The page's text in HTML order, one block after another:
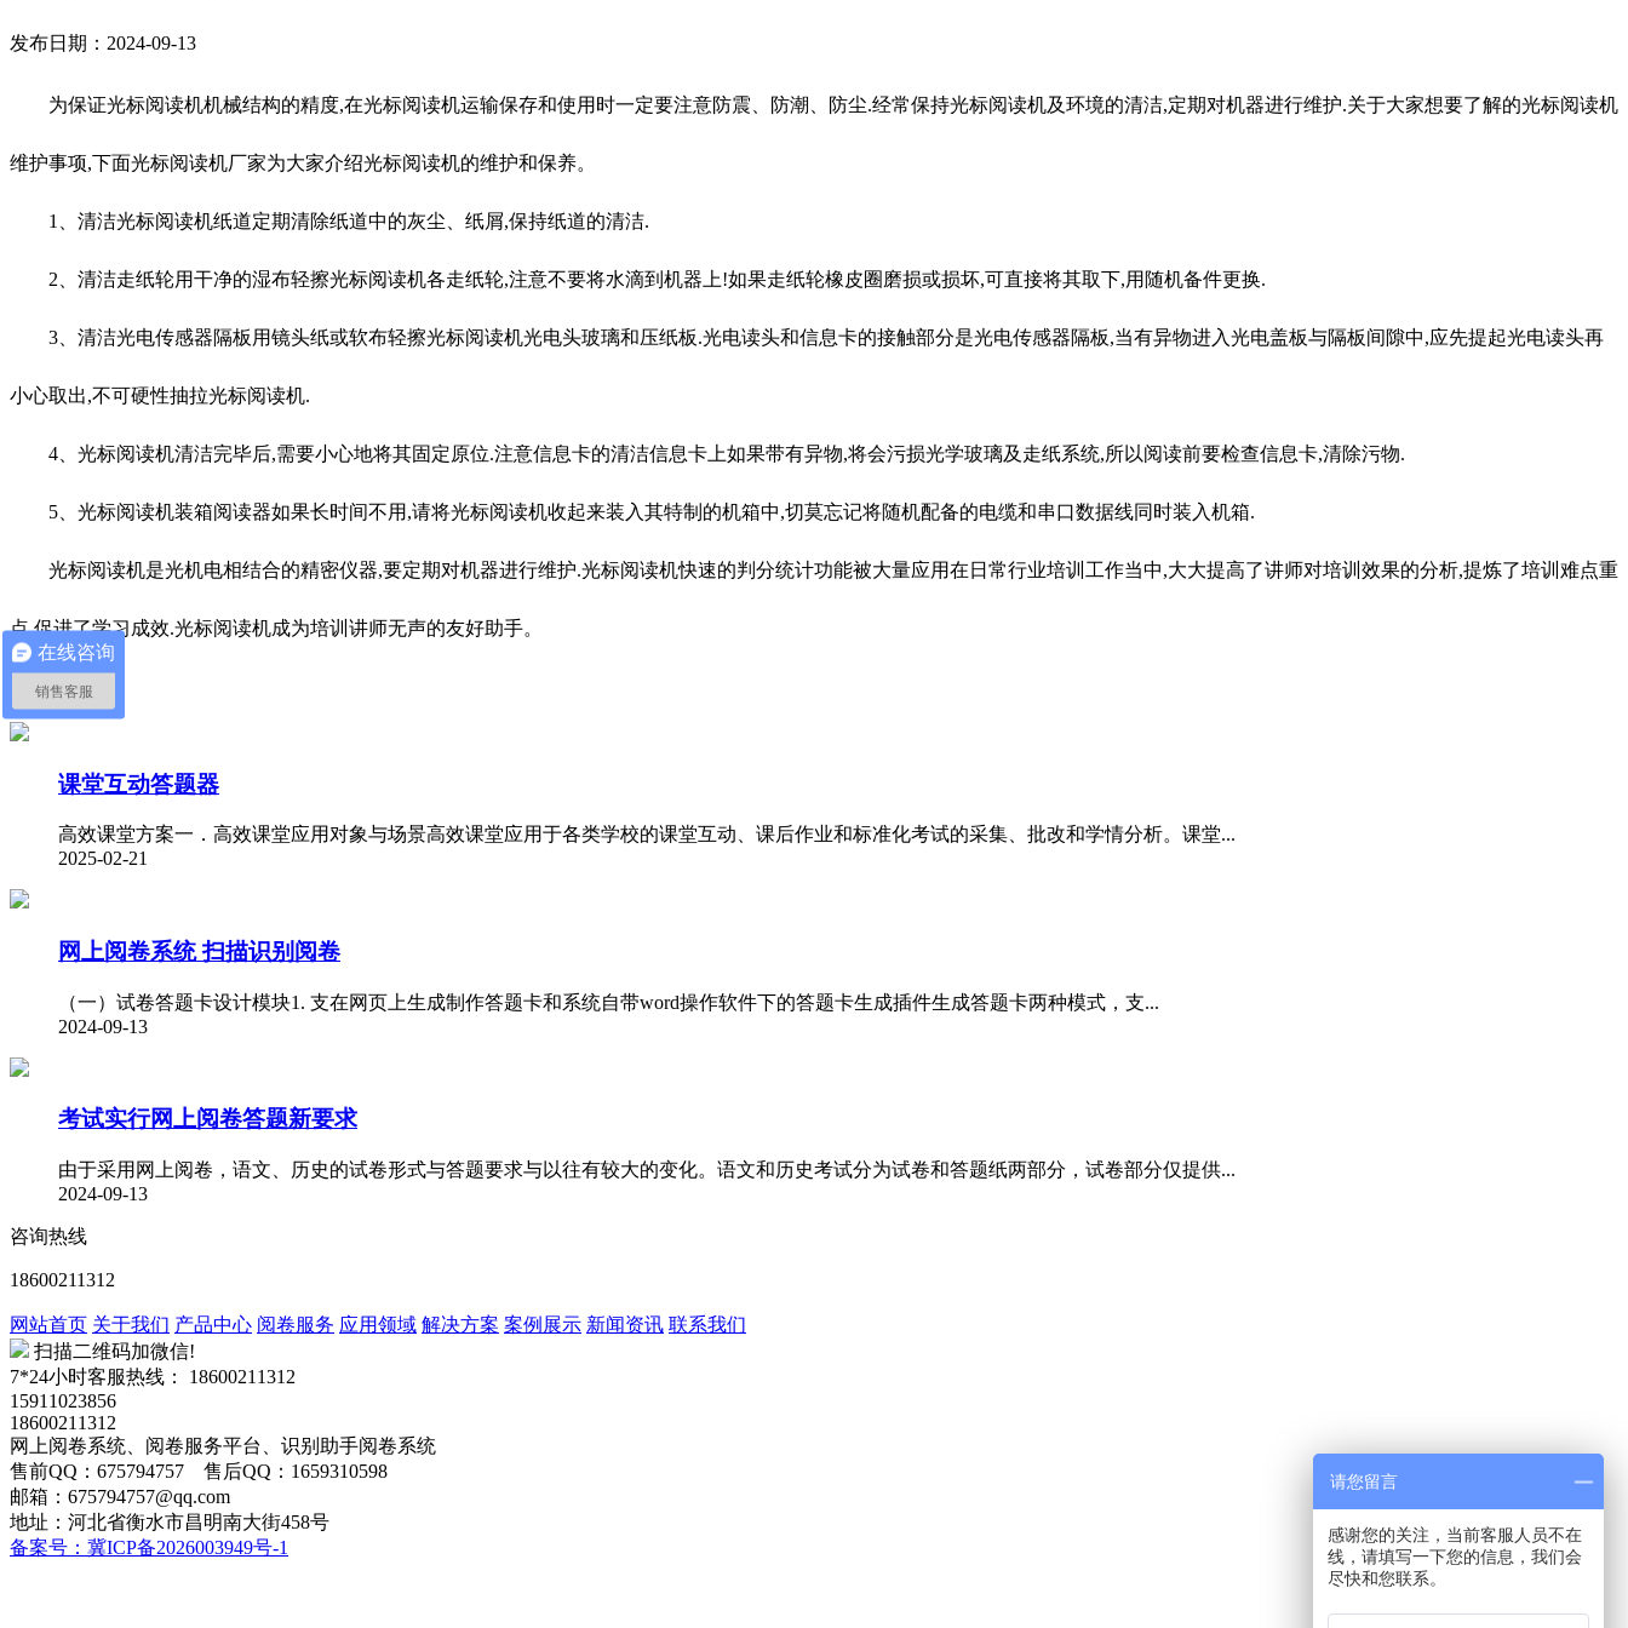
发布日期：2024-09-13
为保证光标阅读机机械结构的精度,在光标阅读机运输保存和使用时一定要注意防震、防潮、防尘.经常保持光标阅读机及环境的清洁,定期对机器进行维护.关于大家想要了解的光标阅读机
维护事项,下面光标阅读机厂家为大家介绍光标阅读机的维护和保养。
1、清洁光标阅读机纸道定期清除纸道中的灰尘、纸屑,保持纸道的清洁.
2、清洁走纸轮用干净的湿布轻擦光标阅读机各走纸轮,注意不要将水滴到机器上!如果走纸轮橡皮圈磨损或损坏,可直接将其取下,用随机备件更换.
3、清洁光电传感器隔板用镜头纸或软布轻擦光标阅读机光电头玻璃和压纸板.光电读头和信息卡的接触部分是光电传感器隔板,当有异物进入光电盖板与隔板间隙中,应先提起光电读头再
小心取出,不可硬性抽拉光标阅读机.
4、光标阅读机清洁完毕后,需要小心地将其固定原位.注意信息卡的清洁信息卡上如果带有异物,将会污损光学玻璃及走纸系统,所以阅读前要检查信息卡,清除污物.
5、光标阅读机装箱阅读器如果长时间不用,请将光标阅读机收起来装入其特制的机箱中,切莫忘记将随机配备的电缆和串口数据线同时装入机箱.
光标阅读机是光机电相结合的精密仪器,要定期对机器进行维护.光标阅读机快速的判分统计功能被大量应用在日常行业培训工作当中,大大提高了讲师对培训效果的分析,提炼了培训难点重
点,促进了学习成效.光标阅读机成为培训讲师无声的友好助手。
推荐资讯
课堂互动答题器
高效课堂方案一．高效课堂应用对象与场景高效课堂应用于各类学校的课堂互动、课后作业和标准化考试的采集、批改和学情分析。课堂...
2025-02-21
网上阅卷系统 扫描识别阅卷
（一）试卷答题卡设计模块1. 支在网页上生成制作答题卡和系统自带word操作软件下的答题卡生成插件生成答题卡两种模式，支...
2024-09-13
考试实行网上阅卷答题新要求
由于采用网上阅卷，语文、历史的试卷形式与答题要求与以往有较大的变化。语文和历史考试分为试卷和答题纸两部分，试卷部分仅提供...
2024-09-13
咨询热线
18600211312
网站首页 关于我们 产品中心 阅卷服务 应用领域 解决方案 案例展示 新闻资讯 联系我们
扫描二维码加微信!
7*24小时客服热线：
18600211312
15911023856
18600211312
网上阅卷系统、阅卷服务平台、识别助手阅卷系统
售前QQ：675794757 售后QQ：1659310598
邮箱：675794757@qq.com
地址：河北省衡水市昌明南大街458号
备案号：冀ICP备2026003949号-1
在线咨询
销售客服
请您留言
感谢您的关注，当前客服人员不在
线，请填写一下您的信息，我们会
尽快和您联系。